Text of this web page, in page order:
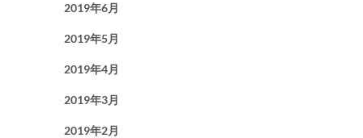
2019年6月
2019年5月
2019年4月
2019年3月
2019年2月